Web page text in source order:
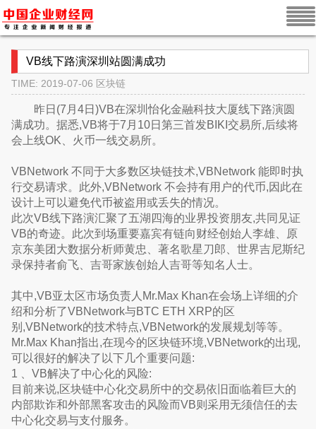
VB线下路演深圳站圆满成功
TIME: 2019-07-06 区块链
昨日(7月4日)VB在深圳怡化金融科技大厦线下路演圆
满成功。据悉,VB将于7月10日第三首发BIKI交易所,后续将
会上线OK、火币一线交易所。
VBNetwork 不同于大多数区块链技术,VBNetwork 能即时执
行交易请求。此外,VBNetwork 不会持有用户的代币,因此在
设计上可以避免代币被盗用或丢失的情况。
此次VB线下路演汇聚了五湖四海的业界投资朋友,共同见证
VB的奇迹。此次到场重要嘉宾有链向财经创始人李雄、原
京东美团大数据分析师黄忠、著名歌星刀郎、世界吉尼斯纪
录保持者俞飞、吉哥家族创始人吉哥等知名人士。
其中,VB亚太区市场负责人Mr.Max Khan在会场上详细的介
绍和分析了VBNetwork与BTC ETH XRP的区
别,VBNetwork的技术特点,VBNetwork的发展规划等等。
Mr.Max Khan指出,在现今的区块链环境,VBNetwork的出现,
可以很好的解决了以下几个重要问题:
1 、VB解决了中心化的风险:
目前来说,区块链中心化交易所中的交易依旧面临着巨大的
内部欺诈和外部黑客攻击的风险而VB则采用无须信任的去
中心化交易与支付服务。